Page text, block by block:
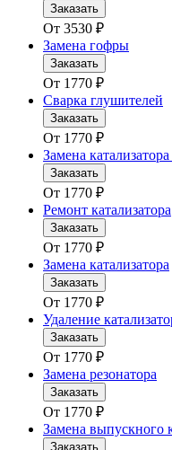
Заказать
От 3530 ₽
Замена гофры
Заказать
От 1770 ₽
Сварка глушителей
Заказать
От 1770 ₽
Замена
Заказать
От 1770 ₽
Ремонт катализатора
Заказать
От 1770 ₽
Замена катализатора
Заказать
От 1770 ₽
Удаление
Заказать
От 1770 ₽
Замена резонатора
Заказать
От 1770 ₽
Замена выпускного
Заказать